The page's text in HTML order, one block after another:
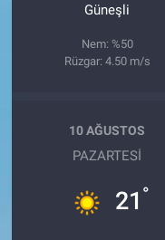
Güneşli
Nem: %50
Rüzgar: 4.50 m/s
10 AĞUSTOS
PAZARTESI
21 °